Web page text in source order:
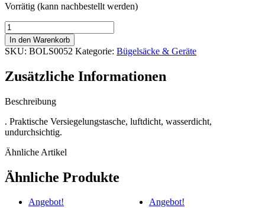
Vorrätig (kann nachbestellt werden)
Qnubu
Aluminium
Foil
Bag
Silver
mm
In den Warenkorb
SKU: BOLS0052 Kategorie: Bügelsäcke & Geräte
Zusätzliche Informationen
Beschreibung
. Praktische Versiegelungstasche, luftdicht, wasserdicht,
undurchsichtig.
Ähnliche Artikel
Ähnliche Produkte
Angebot! Angebot!